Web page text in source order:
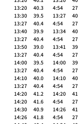
13:30	39.5 	13:27	40.4 	13:22	39.4
13:40	39.9 	13:34	40.1 	13:38	39.4
13:50	39.0 	13:41	39.9 	13:50	39.0
14:00	39.5 	14:00	39.5 	13:51	38.9
14:10	40.0 	14:10	40.1 	14:08	39.6
14:20	41.2 	14:20	41.6 	14:12	39.9
14:30	40.9 	14:26	41.8 	14:30	40.9